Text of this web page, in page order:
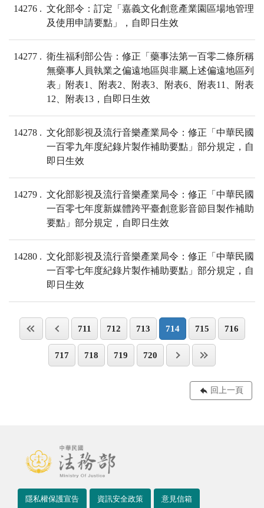
14276
文化部令：訂定「嘉義文化創意產業園區場地管理
及使用申請要點」，自即日生效
14277
衛生福利部公告：修正「藥事法第一百零二條所稱
無藥事人員執業之偏遠地區與非屬上述偏遠地區列
表」附表1、附表2、附表3、附表6、附表11、附表
12、附表13，自即日生效
14278
文化部影視及流行音樂產業局令：修正「中華民國
一百零九年度紀錄片製作補助要點」部分規定，自
即日生效
14279
文化部影視及流行音樂產業局令：修正「中華民國
一百零七年度新媒體跨平臺創意影音節目製作補助
要點」部分規定，自即日生效
14280
文化部影視及流行音樂產業局令：修正「中華民國
一百零七年度紀錄片製作補助要點」部分規定，自
即日生效
711 712 713 714 715 716
717 718 719 720
回上一頁
隱私權保護宣告 資訊安全政策 意見信箱